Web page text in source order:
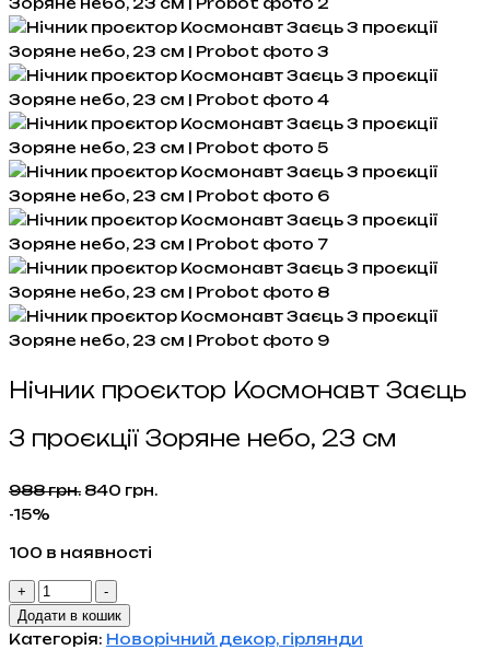
Нічник проєктор Космонавт Заєць
3 проєкції Зоряне небо, 23 см
988грн. Оригінальна
840 грн.
-15%
100 в наявності
+
Нічник
проєктор
Космонавт
-
Додати в кошик
Категорія: Новорічний декор, гірлянди